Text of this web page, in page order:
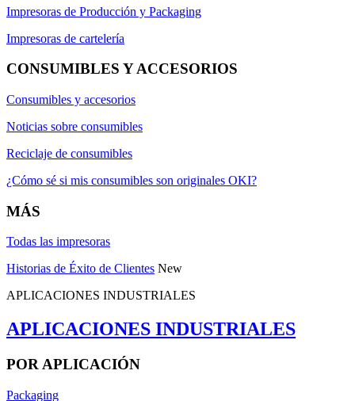
Impresoras de Producción y Packaging
Impresoras de cartelería
CONSUMIBLES Y ACCESORIOS
Consumibles y accesorios
Noticias sobre consumibles
Reciclaje de consumibles
¿Cómo sé si mis consumibles son originales OKI?
MÁS
Todas las impresoras
Historias de Éxito de Clientes New
APLICACIONES INDUSTRIALES
APLICACIONES INDUSTRIALES
POR APLICACIÓN
Packaging